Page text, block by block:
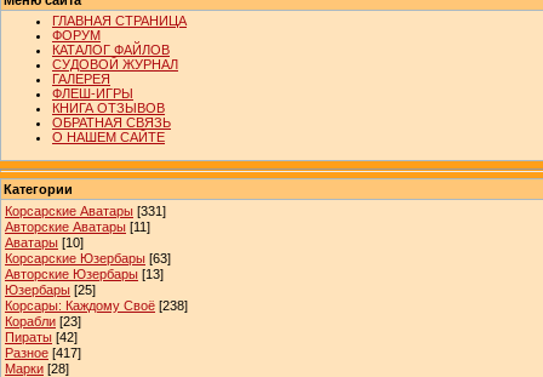
ГЛАВНАЯ СТРАНИЦА
ФОРУМ
КАТАЛОГ ФАЙЛОВ
СУДОВОЙ ЖУРНАЛ
ГАЛЕРЕЯ
ФЛЕШ-ИГРЫ
КНИГА ОТЗЫВОВ
ОБРАТНАЯ СВЯЗЬ
О НАШЕМ САЙТЕ
Категории
Корсарские Аватары [331]
Авторские Аватары [11]
Аватары [10]
Корсарские Юзербары [63]
Авторские Юзербары [13]
Юзербары [25]
Корсары: Каждому Своё [238]
Корабли [23]
Пираты [42]
Разное [417]
Марки [28]